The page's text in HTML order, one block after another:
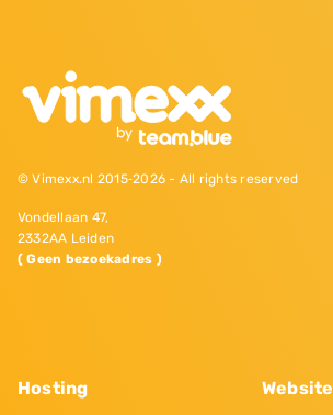
© Vimexx.nl 2015‐2026 - All rights reserved
Vondellaan 47,
2332AA Leiden
( Geen bezoekadres )
Hosting Website